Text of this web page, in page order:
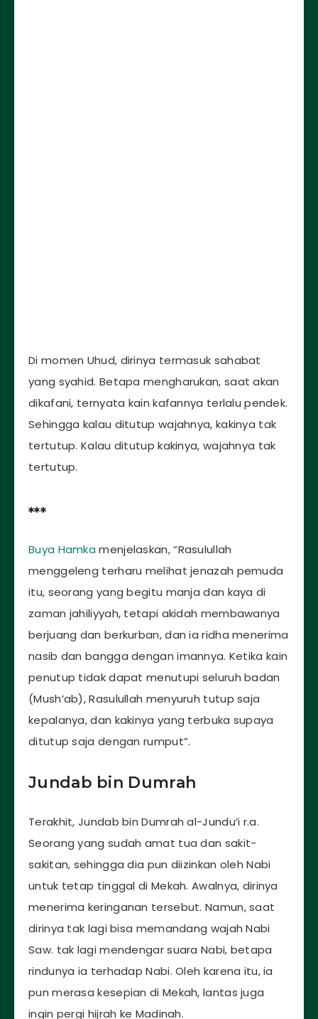
Di momen Uhud, dirinya termasuk sahabat
yang syahid. Betapa mengharukan, saat akan
dikafani, ternyata kain kafannya terlalu pendek.
Sehingga kalau ditutup wajahnya, kakinya tak
tertutup. Kalau ditutup kakinya, wajahnya tak
tertutup.
***
Buya Hamka menjelaskan, “Rasulullah
menggeleng terharu melihat jenazah pemuda
itu, seorang yang begitu manja dan kaya di
zaman jahiliyyah, tetapi akidah membawanya
berjuang dan berkurban, dan ia ridha menerima
nasib dan bangga dengan imannya. Ketika kain
penutup tidak dapat menutupi seluruh badan
(Mush’ab), Rasulullah menyuruh tutup saja
kepalanya, dan kakinya yang terbuka supaya
ditutup saja dengan rumput”.
Jundab bin Dumrah
Terakhit, Jundab bin Dumrah al-Jundu’i r.a.
Seorang yang sudah amat tua dan sakit-
sakitan, sehingga dia pun diizinkan oleh Nabi
untuk tetap tinggal di Mekah. Awalnya, dirinya
menerima keringanan tersebut. Namun, saat
dirinya tak lagi bisa memandang wajah Nabi
Saw. tak lagi mendengar suara Nabi, betapa
rindunya ia terhadap Nabi. Oleh karena itu, ia
pun merasa kesepian di Mekah, lantas juga
ingin pergi hijrah ke Madinah.